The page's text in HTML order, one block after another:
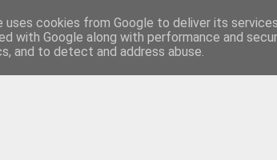
uses cookies from Google to deliver its
with Google along with performance and
and to detect and address abuse.